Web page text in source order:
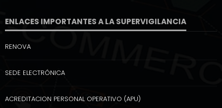
ENLACES IMPORTANTES A LA SUPERVIGILANCIA
RENOVA
SEDE ELECTRÓNICA
ACREDITACION PERSONAL OPERATIVO (APU)